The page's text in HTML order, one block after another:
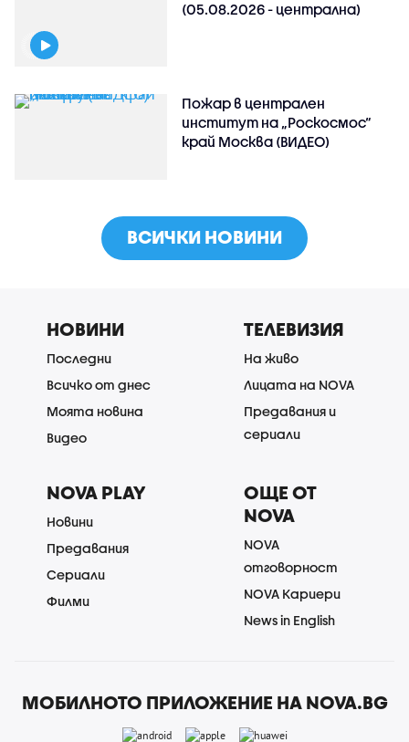
(05.08.2026 - централна)
Пожар в централен
институт на „Роскосмос“
край Москва (ВИДЕО)
ВСИЧКИ НОВИНИ
НОВИНИ
Последни
Всичко от днес
Моята новина
Видео
ТЕЛЕВИЗИЯ
На живо
Лицата на NOVA
Предавания и
сериали
NOVA PLAY
Новини
Предавания
Сериали
Филми
ОЩЕ ОТ
NOVA
NOVA
отговорност
NOVA Кариери
News in English
МОБИЛНОТО ПРИЛОЖЕНИЕ НА NOVA.BG